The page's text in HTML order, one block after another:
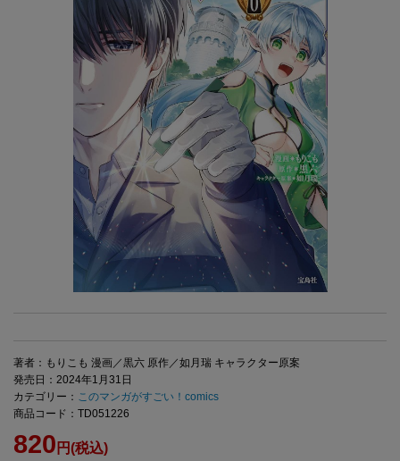
著者：もりこも 漫画／黒六 原作／如月瑞 キャラクター原案
発売日：2024年1月31日
カテゴリー： このマンガがすごい！comics
商品コード：TD051226
820 円(税込)